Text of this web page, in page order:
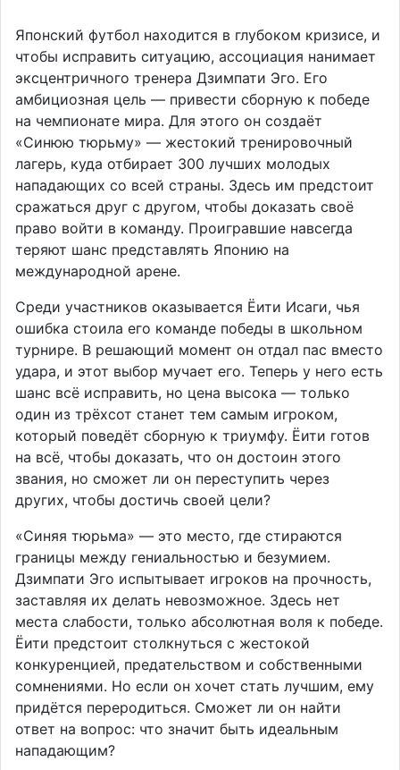
Японский футбол находится в глубоком кризисе, и
чтобы исправить ситуацию, ассоциация нанимает
эксцентричного тренера Дзимпати Эго. Его
амбициозная цель — привести сборную к победе
на чемпионате мира. Для этого он создаёт
«Синюю тюрьму» — жестокий тренировочный
лагерь, куда отбирает 300 лучших молодых
нападающих со всей страны. Здесь им предстоит
сражаться друг с другом, чтобы доказать своё
право войти в команду. Проигравшие навсегда
теряют шанс представлять Японию на
международной арене.
Среди участников оказывается Ёити Исаги, чья
ошибка стоила его команде победы в школьном
турнире. В решающий момент он отдал пас вместо
удара, и этот выбор мучает его. Теперь у него есть
шанс всё исправить, но цена высока — только
один из трёхсот станет тем самым игроком,
который поведёт сборную к триумфу. Ёити готов
на всё, чтобы доказать, что он достоин этого
звания, но сможет ли он переступить через
других, чтобы достичь своей цели?
«Синяя тюрьма» — это место, где стираются
границы между гениальностью и безумием.
Дзимпати Эго испытывает игроков на прочность,
заставляя их делать невозможное. Здесь нет
места слабости, только абсолютная воля к победе.
Ёити предстоит столкнуться с жестокой
конкуренцией, предательством и собственными
сомнениями. Но если он хочет стать лучшим, ему
придётся переродиться. Сможет ли он найти
ответ на вопрос: что значит быть идеальным
нападающим?